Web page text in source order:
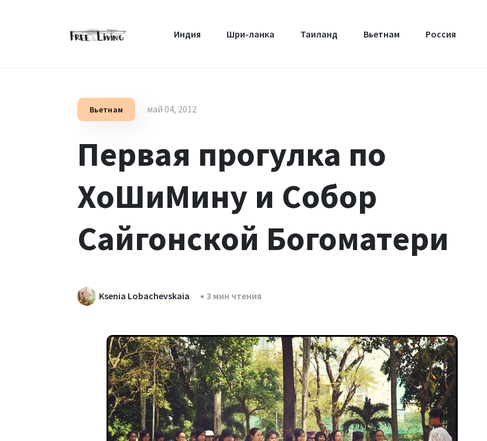
Индия Шри-ланка Таиланд Вьетнам Россия
Вьетнам май 04, 2012
Первая прогулка по
ХоШиМину и Собор
Сайгонской Богоматери
Ksenia Lobachevskaia 3 мин чтения